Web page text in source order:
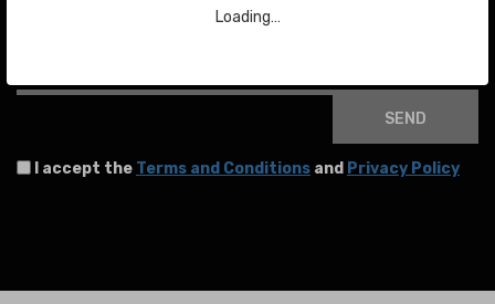
Loading…
SEND
I accept the Terms and Conditions and Privacy Policy